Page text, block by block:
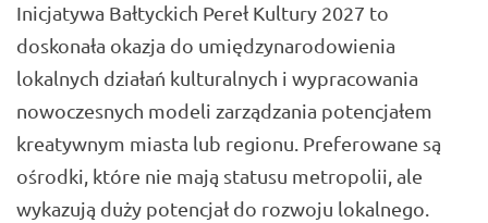
Inicjatywa Bałtyckich Pereł Kultury 2027 to
doskonała okazja do umiędzynarodowienia
lokalnych działań kulturalnych i wypracowania
nowoczesnych modeli zarządzania potencjałem
kreatywnym miasta lub regionu. Preferowane są
ośrodki, które nie mają statusu metropolii, ale
wykazują duży potencjał do rozwoju lokalnego.